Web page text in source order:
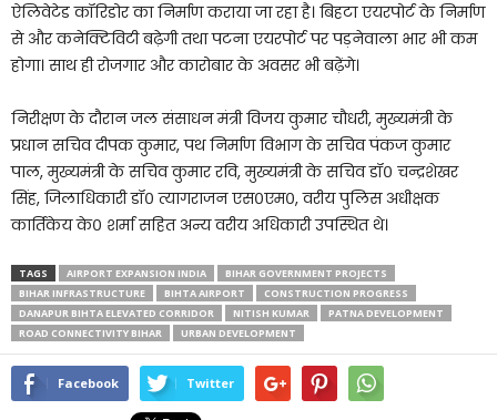
ऐलिवेटेड कॉरिडोर का निर्माण कराया जा रहा है। बिहटा एयरपोर्ट के निर्माण
से और कनेक्टिविटी बढ़ेगी तथा पटना एयरपोर्ट पर पड़नेवाला भार भी कम
होगा। साथ ही रोजगार और कारोबार के अवसर भी बढ़ेंगे।
निरीक्षण के दौरान जल संसाधन मंत्री विजय कुमार चौधरी, मुख्यमंत्री के
प्रधान सचिव दीपक कुमार, पथ निर्माण विभाग के सचिव पंकज कुमार
पाल, मुख्यमंत्री के सचिव कुमार रवि, मुख्यमंत्री के सचिव डॉ० चन्द्रशेखर
सिंह, जिलाधिकारी डॉ० त्यागराजन एस०एम०, वरीय पुलिस अधीक्षक
कार्तिकेय के० शर्मा सहित अन्य वरीय अधिकारी उपस्थित थे।
TAGS AIRPORT EXPANSION INDIA
BIHAR GOVERNMENT PROJECTS
BIHAR INFRASTRUCTURE
BIHTA AIRPORT
CONSTRUCTION PROGRESS
DANAPUR BIHTA ELEVATED CORRIDOR
NITISH KUMAR
PATNA DEVELOPMENT
ROAD CONNECTIVITY BIHAR
URBAN DEVELOPMENT
Facebook Twitter